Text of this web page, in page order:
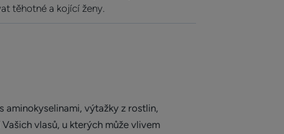
těhotné a kojící ženy.
aminokyselinami, výtažky z rostlin,
vlasů, u kterých může vlivem